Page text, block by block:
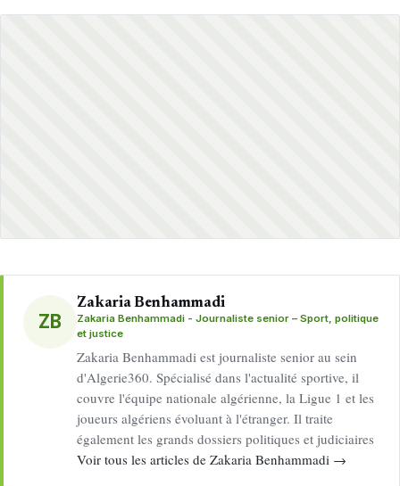
ZB
Zakaria Benhammadi
Zakaria Benhammadi - Journaliste senior – Sport, politique
et justice
Zakaria Benhammadi est journaliste senior au sein
d'Algerie360. Spécialisé dans l'actualité sportive, il
couvre l'équipe nationale algérienne, la Ligue 1 et les
joueurs algériens évoluant à l'étranger. Il traite
également les grands dossiers politiques et judiciaires
Voir tous les articles de Zakaria Benhammadi →